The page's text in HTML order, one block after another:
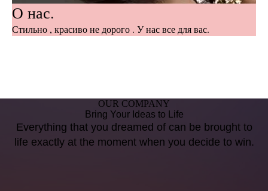
О нас.
Стильно , красиво не дорого . У нас все для вас.
OUR COMPANY
Bring Your Ideas to Life
Everything that you dreamed of can be brought to
life exactly at the moment when you decide to win.